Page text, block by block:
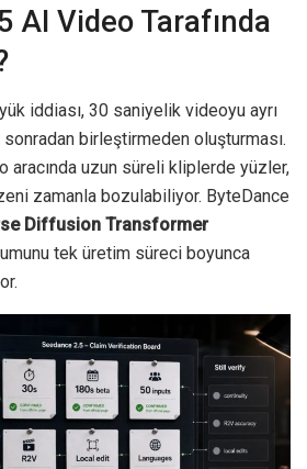
AI Video Tarafında
iddiası, 30 saniyelik videoyu ayrı
birleştirmeden oluşturması.
aracında uzun süreli kliplerde yüzler,
zamanla bozulabiliyor. ByteDance
Diffusion Transformer
tek üretim süreci boyunca